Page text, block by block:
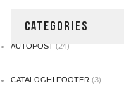
CATEGORIES
AUTOPOST (24)
CATALOGHI FOOTER (3)